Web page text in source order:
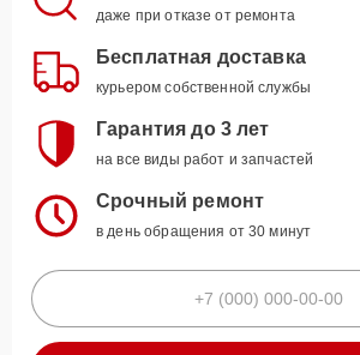
даже при отказе от ремонта
Бесплатная доставка
курьером собственной службы
Гарантия до 3 лет
на все виды работ и запчастей
Срочный ремонт
в день обращения от 30 минут